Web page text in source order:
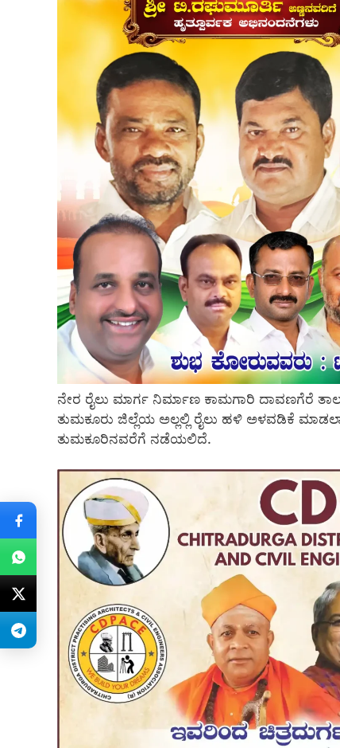
ನೇರ ರೈಲು ಮಾರ್ಗ ನಿರ್ಮಾಣ ಕಾಮಗಾರಿ ದಾವಣಗೆರೆ
ತುಮಕೂರು ಜಿಲ್ಲೆಯ ಅಲ್ಲಲ್ಲಿ ರೈಲು ಹಳಿ ಅಳವಡಿಕೆ
ತುಮಕೂರಿನವರೆಗೆ ನಡೆಯಲಿದೆ.